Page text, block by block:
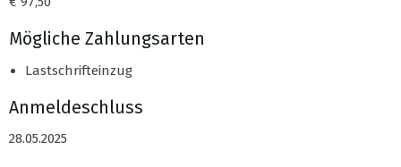
Mögliche Zahlungsarten
Lastschrifteinzug
Anmeldeschluss
28.05.2025